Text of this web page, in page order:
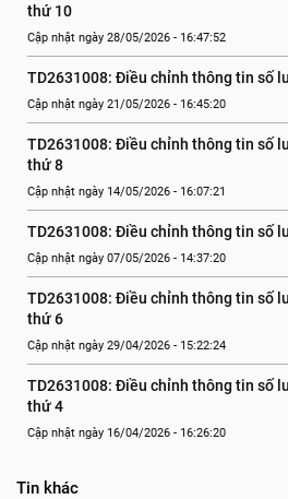
thứ 10
Cập nhật ngày 28/05/2026 - 16:47:52
TD2631008: Điều chỉnh thông tin số
Cập nhật ngày 21/05/2026 - 16:45:20
TD2631008: Điều chỉnh thông tin số
thứ 8
Cập nhật ngày 14/05/2026 - 16:07:21
TD2631008: Điều chỉnh thông tin số
Cập nhật ngày 07/05/2026 - 14:37:20
TD2631008: Điều chỉnh thông tin số
thứ 6
Cập nhật ngày 29/04/2026 - 15:22:24
TD2631008: Điều chỉnh thông tin số
thứ 4
Cập nhật ngày 16/04/2026 - 16:26:20
Tin khác